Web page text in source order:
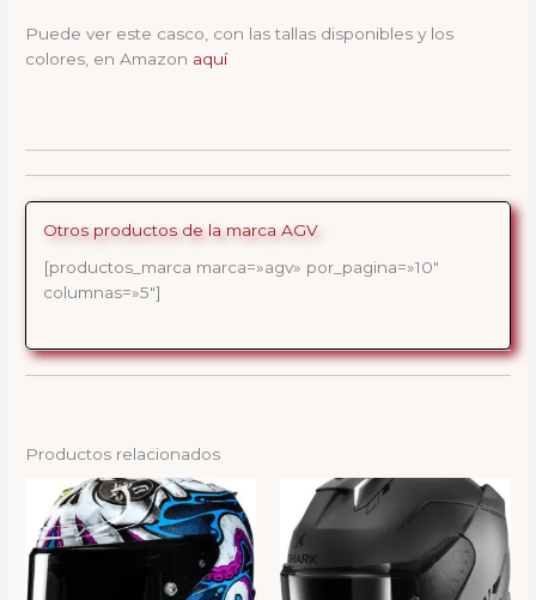
Puede ver este casco, con las tallas disponibles y los
colores, en Amazon aquí
Otros productos de la marca AGV
[productos_marca marca=»agv» por_pagina=»10″
columnas=»5″]
Productos relacionados